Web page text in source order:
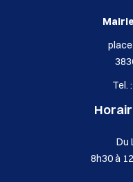
Tel.
Du
8h30 à